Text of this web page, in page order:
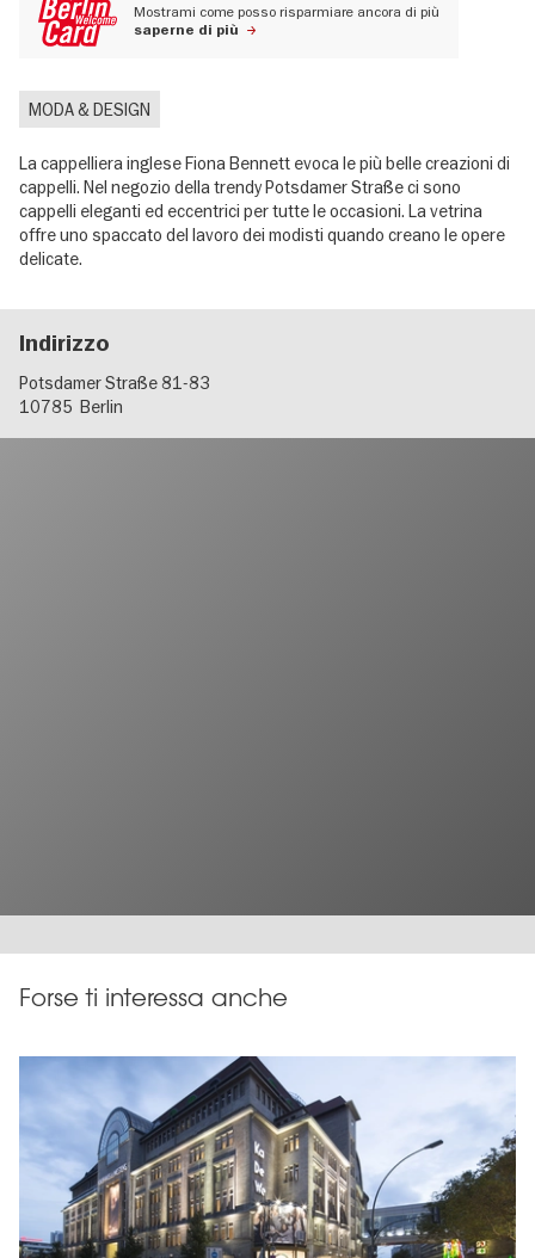
Mostrami come posso risparmiare ancora di più
saperne di più
MODA & DESIGN
La cappelliera inglese Fiona Bennett evoca le più belle creazioni di
cappelli. Nel negozio della trendy Potsdamer Straße ci sono
cappelli eleganti ed eccentrici per tutte le occasioni. La vetrina
offre uno spaccato del lavoro dei modisti quando creano le opere
delicate.
Indirizzo
Potsdamer Straße 81-83
10785 Berlin
Forse ti interessa anche